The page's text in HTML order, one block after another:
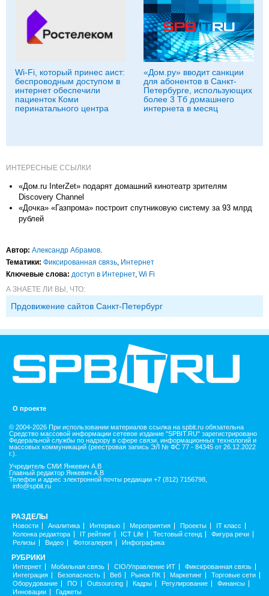
Wi-Fi, который принес аист:
беспроводным доступом в
интернет обеспечили
пациенток Коми
перинатального центра
«Дом.ру» вводит санкции
для абонентов в Санкт-
Петербурге, использующих
более 3 Тб домашнего
интернета в месяц
ИНТЕРЕСНЫЕ ССЫЛКИ
«Дом.ru InterZet» подарят домашний кинотеатр зрителям
Discovery Channel
«Дочка» «Газпрома» построит спутниковую систему за 93 млрд
рублей
Автор: Александр Абрамов
Тематики: Фиксированная связь Интернет
Ключевые слова: доступ в Интернет, Wi Fi
А ЗНАЕТЕ ЛИ ВЫ, ЧТО:
Прдовижение сайтов Санкт-Петербург
О проекте
© 2004-2026 При использовании материалов ссылка на spbit.ru обязательна
Средство массовой информации сетевое издание "SPBIT.RU" зарегистрировано
Федеральной службы по надзору в сфере связи, информационных технологий и
массовых коммуникаций (реестровая запись ЭЛ № ФС 77 - 84345 от 26.12.2022
г.).
Учредитель СМИ Янкевич А.В
Главный редактор Янкевич А.В
Телефон и адрес электронной почты редакции +7 (812) 7156798,
info@spbit.ru
РАЗДЕЛЫ
Новости Аналитика Интервью Мероприятия Проекты
IT класс
Колонка редактора
IT рейтинг ICT Life Тестовый стенд
Фигура речи
Релизы
Видео Фотогалерея Инфографика
РУБРИКИ
Интернет Мобильная связь CIO/Управление ИТ
Фиксированная связь
Интеграция
Безопасность Веб Рынок ПК Маркетинг
Торговые сети
Оборудование
ПО Outsourcing Кадры Регулирование
Финансы
Инновации
Гаджеты